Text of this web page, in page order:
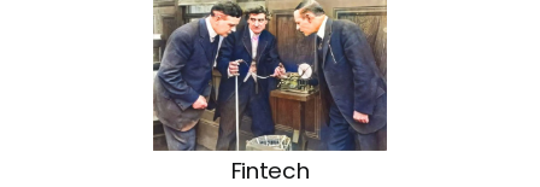
Fintech